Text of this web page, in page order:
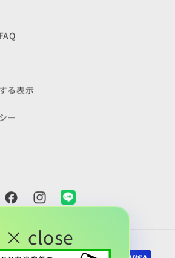
る表示
ー
FacebookInstagramSnapchat
× close